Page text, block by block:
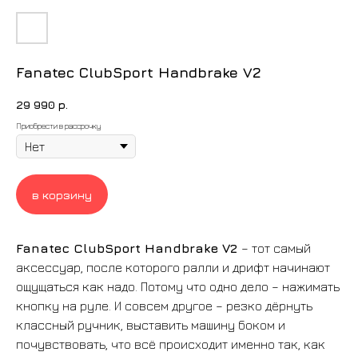
Fanatec ClubSport Handbrake V2
29 990 р.
Приобрести в рассрочку
в корзину
Fanatec ClubSport Handbrake V2 – тот самый
аксессуар, после которого ралли и дрифт начинают
ощущаться как надо. Потому что одно дело – нажимать
кнопку на руле. И совсем другое – резко дёрнуть
классный ручник, выставить машину боком и
почувствовать, что всё происходит именно так, как